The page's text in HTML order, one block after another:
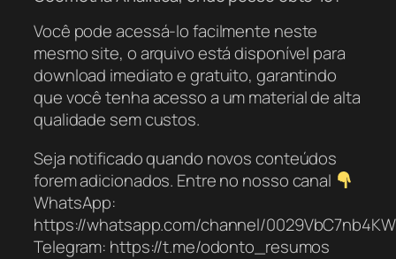
Você pode acessá-lo facilmente neste
mesmo site, o arquivo está disponível para
download imediato e gratuito, garantindo
que você tenha acesso a um material de alta
qualidade sem custos.
Seja notificado quando novos conteúdos
forem adicionados. Entre no nosso canal
WhatsApp:
https://whatsapp.com/channel/
Telegram: https://t.me/odonto_resumos